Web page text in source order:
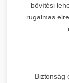
bővítési
rugalmas
Biztonság